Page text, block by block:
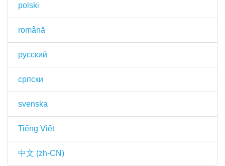
polski
română
русский
српски
svenska
Tiếng Việt
中文 (zh-CN)